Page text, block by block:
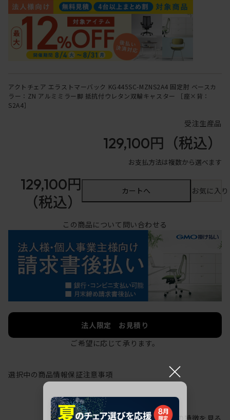
アクトチェア エラストマーバック KG445SC-MZNS2A4 固定肘 ベースカ
ラー：ZN アルミミラー脚 抵抗付ウレタン双輪キャスター ［座×背：
S2A4］
受注生産品
129,100円 （税込）
お支払方法は複数から選べます
129,100円
（税込）
カートへ お気に入
この商品について問い合わせる
法人限定 お見積り
ご希望に応じて承ります。
選択中の商品情報保証注意事項 ×